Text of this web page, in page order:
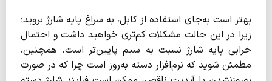
بهتر است به‌جای استفاده از کابل، به سراغ پایه شارژ بروید؛
زیرا در این حالت مشکلات کم‌تری خواهید داشت و احتمال
خرابی پایه شارژ نسبت به سیم پایین‌تر است. همچنین،
مطمئن شوید که نرم‌افزار دسته به‌روز است چرا که در صورت